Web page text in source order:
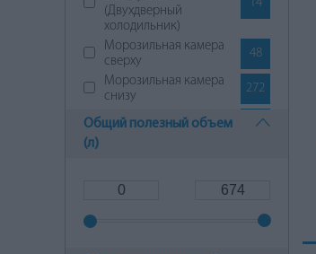
LG
Liebherr 104
Midea 15
Miele 32
Samsung
(Двухдверный
холодильник)
14
Морозильная камера
сверху
48
Морозильная камера
снизу
272
Однодверный без
морозильной камеры
61
Общий полезный объем
(л)